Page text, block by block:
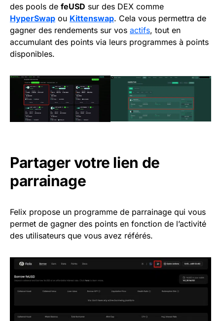
des pools de feUSD sur des DEX comme
HyperSwap ou Kittenswap. Cela vous permettra de
gagner des rendements sur vos actifs, tout en
accumulant des points via leurs programmes à points
disponibles.
Partager votre lien de
parrainage
Felix propose un programme de parrainage qui vous
permet de gagner des points en fonction de l’activité
des utilisateurs que vous avez référés.